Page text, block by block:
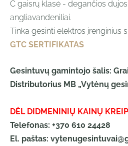
C gaisrų klasė - degančios
angliavandeniliai.
Tinka gesinti elektros įrenginius
GTC SERTIFIKATAS
Gesintuvų gamintojo šalis:
Distributorius MB „Vytėnų
DĖL DIDMENINIŲ KAINŲ
Telefonas: +370 610 24428
El. paštas: